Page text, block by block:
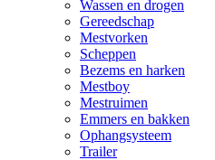
Wassen en drogen
Gereedschap
Mestvorken
Scheppen
Bezems en harken
Mestboy
Mestruimen
Emmers en bakken
Ophangsysteem
Trailer